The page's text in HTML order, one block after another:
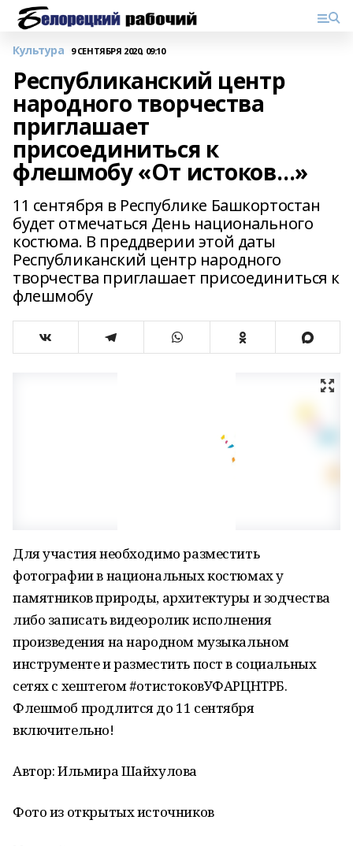
Культура 9 СЕНТЯБРЯ 2020, 09:10
Республиканский центр
народного творчества
приглашает
присоединиться к
флешмобу «От истоков…»
11 сентября в Республике Башкортостан
будет отмечаться День национального
костюма. В преддверии этой даты
Республиканский центр народного
творчества приглашает присоединиться к
флешмобу
Для участия необходимо разместить
фотографии в национальных костюмах у
памятников природы, архитектуры и зодчества
либо записать видеоролик исполнения
произведения на народном музыкальном
инструменте и разместить пост в социальных
сетях с хештегом #отистоковУФАРЦНТРБ.
Флешмоб продлится до 11 сентября
включительно!
Автор: Ильмира Шайхулова
Фото из открытых источников